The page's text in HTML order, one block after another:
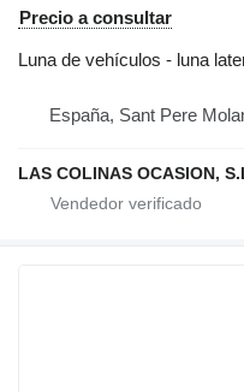
Precio a consultar
Luna de vehículos - luna
España, Sant Pere
LAS COLINAS OCASION,